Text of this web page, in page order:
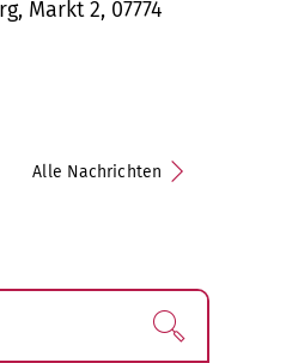
Markt 2, 07774
Alle Nachrichten
Finden!